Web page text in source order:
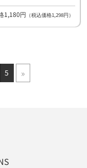
1,180円 （税込価格1,298円）
5 »